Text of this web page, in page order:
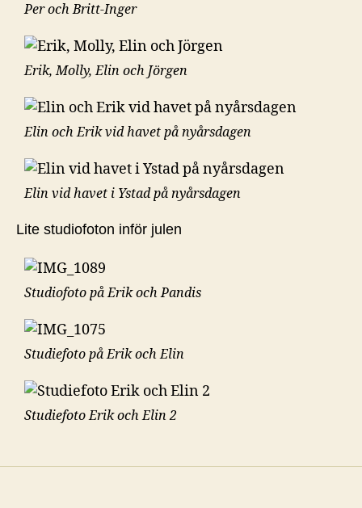
Per och Britt-Inger
Erik, Molly, Elin och Jörgen
Elin och Erik vid havet på nyårsdagen
Elin vid havet i Ystad på nyårsdagen
Lite studiofoton inför julen
Studiofoto på Erik och Pandis
Studiefoto på Erik och Elin
Studiefoto Erik och Elin 2